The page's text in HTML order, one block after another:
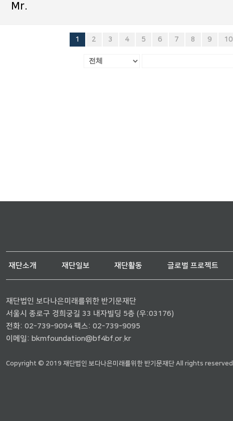
Mr.
1 2 3 4 5 6 7 8 9 10
재단소개 재단일보 재단활동 글로벌 프로젝트
재단법인 보다나은미래를위한 반기문재단
서울시 종로구 경희궁길 33 내자빌딩 5층 (우:03176)
전화: 02-739-9094 팩스: 02-739-9095
이메일: bkmfoundation@bf4bf.or.kr
Copyright © 2019 재단법인 보다나은미래를위한 반기문재단 All rights reserved.